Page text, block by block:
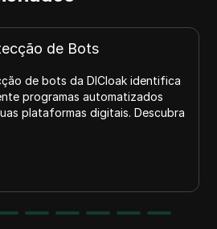
de Bots
de bots da DICloak identifica
programas automatizados
plataformas digitais. Descubra